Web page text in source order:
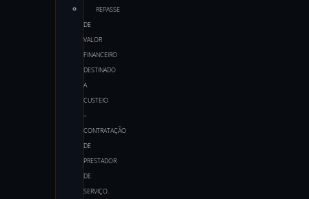
REPASSE
DE
VALOR
FINANCEIRO
DESTINADO
A
CUSTEIO
–
CONTRATAÇÃO
DE
PRESTADOR
DE
SERVIÇO.